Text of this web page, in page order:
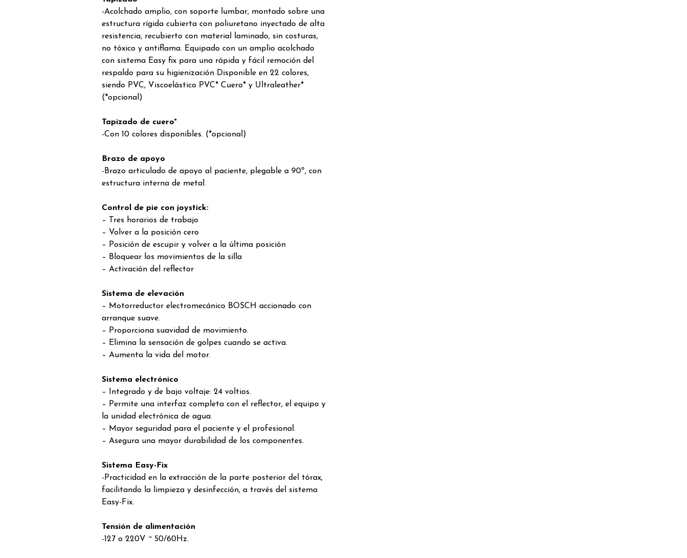
-Acolchado amplio, con soporte lumbar, montado sobre una
estructura rígida cubierta con poliuretano inyectado de alta
resistencia, recubierto con material laminado, sin costuras,
no tóxico y antiflama. Equipado con un amplio acolchado
con sistema Easy fix para una rápida y fácil remoción del
respaldo para su higienización Disponible en 22 colores,
siendo PVC, Viscoelástico PVC* Cuero* y Ultraleather*
(*opcional)
Tapizado de cuero*
-Con 10 colores disponibles. (*opcional)
Brazo de apoyo
-Brazo articulado de apoyo al paciente, plegable a 90º, con
estructura interna de metal.
Control de pie con joystick:
– Tres horarios de trabajo
– Volver a la posición cero
– Posición de escupir y volver a la última posición
– Bloquear los movimientos de la silla
– Activación del reflector
Sistema de elevación
– Motorreductor electromecánico BOSCH accionado con
arranque suave.
– Proporciona suavidad de movimiento.
– Elimina la sensación de golpes cuando se activa.
– Aumenta la vida del motor.
Sistema electrónico
– Integrado y de bajo voltaje: 24 voltios.
– Permite una interfaz completa con el reflector, el equipo y
la unidad electrónica de agua.
– Mayor seguridad para el paciente y el profesional.
– Asegura una mayor durabilidad de los componentes.
Sistema Easy-Fix
-Practicidad en la extracción de la parte posterior del tórax,
facilitando la limpieza y desinfección, a través del sistema
Easy-Fix.
Tensión de alimentación
-127 o 220V ~ 50/60Hz.